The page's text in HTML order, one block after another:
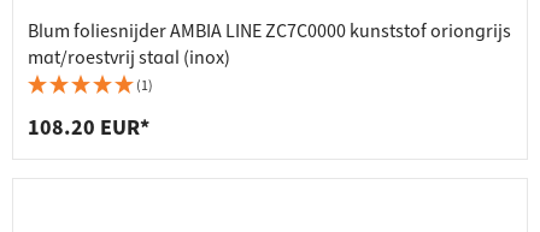
Blum foliesnijder AMBIA LINE ZC7C0000 kunststof oriongrijs
mat/roestvrij staal (inox)
(1)
108.20 EUR*